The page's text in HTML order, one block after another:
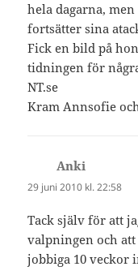
hela dagarna,
fortsätter sina
Fick en bild på
tidningen för
NT.se
Kram Annsofie
Anki
29 juni 2010 kl. 22:58
Tack själv för att
valpningen och
jobbiga 10 veckor